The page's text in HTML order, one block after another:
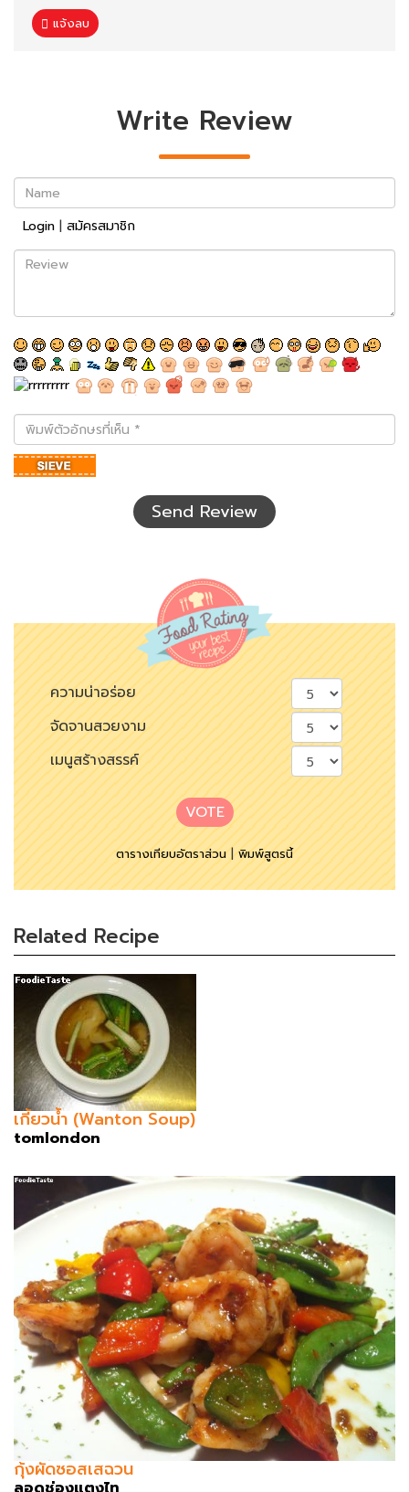
แจ้งลบ
Write Review
Name
Login | สมัครสมาชิก
Review
พิมพ์
ตัว
อักษร
ที่
Send Review
ความน่าอร่อย
จัดจานสวยงาม
เมนูสร้างสรรค์
VOTE
ตารางเทียบอัตราส่วน|พิมพ์สูตรนี้
Related Recipe
เกี้ยวน้ำ (Wanton Soup)
tomlondon
กุ้งผัดซอสเสฉวน